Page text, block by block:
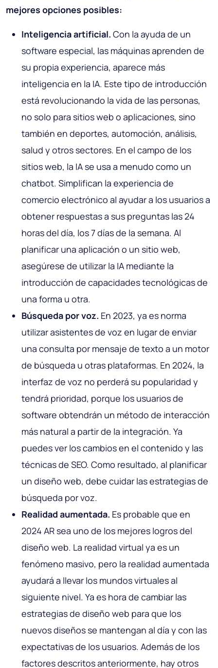
mejores opciones posibles:
Inteligencia artificial. Con la ayuda de un
software especial, las máquinas aprenden de
su propia experiencia, aparece más
inteligencia en la IA. Este tipo de introducción
está revolucionando la vida de las personas,
no solo para sitios web o aplicaciones, sino
también en deportes, automoción, análisis,
salud y otros sectores. En el campo de los
sitios web, la IA se usa a menudo como un
chatbot. Simplifican la experiencia de
comercio electrónico al ayudar a los usuarios a
obtener respuestas a sus preguntas las 24
horas del día, los 7 días de la semana. Al
planificar una aplicación o un sitio web,
asegúrese de utilizar la IA mediante la
introducción de capacidades tecnológicas de
una forma u otra.
Búsqueda por voz. En 2023, ya es norma
utilizar asistentes de voz en lugar de enviar
una consulta por mensaje de texto a un motor
de búsqueda u otras plataformas. En 2024, la
interfaz de voz no perderá su popularidad y
tendrá prioridad, porque los usuarios de
software obtendrán un método de interacción
más natural a partir de la integración. Ya
puedes ver los cambios en el contenido y las
técnicas de SEO. Como resultado, al planificar
un diseño web, debe cuidar las estrategias de
búsqueda por voz.
Realidad aumentada. Es probable que en
2024 AR sea uno de los mejores logros del
diseño web. La realidad virtual ya es un
fenómeno masivo, pero la realidad aumentada
ayudará a llevar los mundos virtuales al
siguiente nivel. Ya es hora de cambiar las
estrategias de diseño web para que los
nuevos diseños se mantengan al día y con las
expectativas de los usuarios. Además de los
factores descritos anteriormente, hay otros